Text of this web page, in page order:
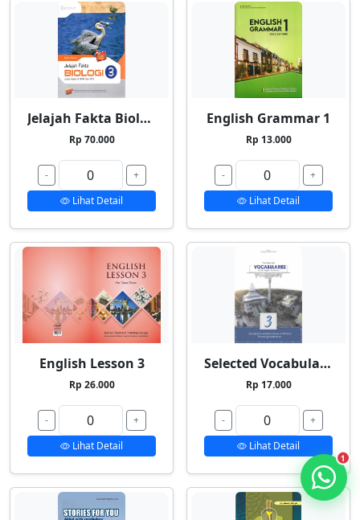
Jelajah Fakta Biologi 3
Rp 70.000
-
+
Lihat Detail
English Grammar 1
Rp 13.000
-
+
Lihat Detail
English Lesson 3
Rp 26.000
-
+
Lihat Detail
Selected Vocabularies 3
Rp 17.000
-
+
Lihat Detail
1